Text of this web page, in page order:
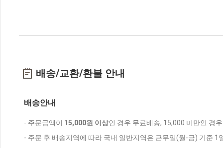
배송/교환/환불 안내
배송안내
- 주문금액이 15,000원 이상인 경우 무료배송, 15,000 미만인 경
- 주문 후 배송지역에 따라 국내 일반지역은 근무일(월-금) 기준